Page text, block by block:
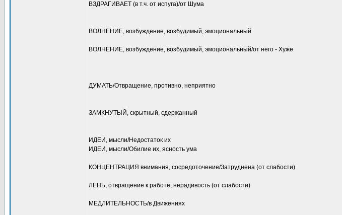
ВЗДРАГИВАЕТ (в т.ч. от испуга)/от Шума
ВОЛНЕНИЕ, возбуждение, возбудимый, эмоциональный
ВОЛНЕНИЕ, возбуждение, возбудимый, эмоциональный/от него - Хуже
ДУМАТЬ/Отвращение, противно, неприятно
ЗАМКНУТЫЙ, скрытный, сдержанный
ИДЕИ, мысли/Недостаток их
ИДЕИ, мысли/Обилие их, ясность ума
КОНЦЕНТРАЦИЯ внимания, сосредоточение/Затруднена (от слабости)
ЛЕНЬ, отвращение к работе, нерадивость (от слабости)
МЕДЛИТЕЛЬНОСТЬ/в Движениях